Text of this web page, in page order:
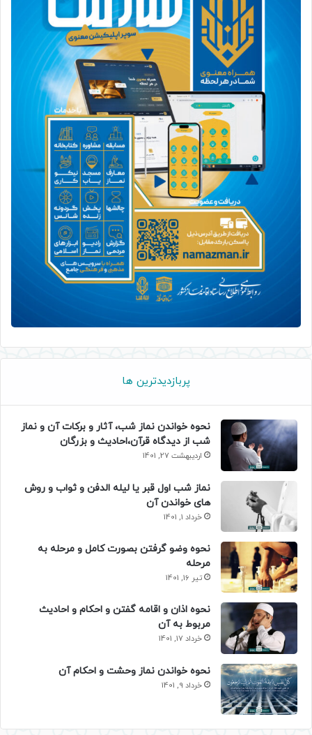
پربازدیدترین ها
نحوه خواندن نماز شب، آثار و برکات آن و نماز
شب از دیدگاه قرآن،احادیث و بزرگان
اردیبهشت 27, 1401
نماز شب اول قبر یا لیله الدفن و ثواب و روش
های خواندن آن
خرداد 1, 1401
نحوه وضو گرفتن بصورت کامل و مرحله به
مرحله
تیر 16, 1401
نحوه اذان و اقامه گفتن و احکام و احادیث
مربوط به آن
خرداد 17, 1401
نحوه خواندن نماز وحشت و احکام آن
خرداد 9, 1401